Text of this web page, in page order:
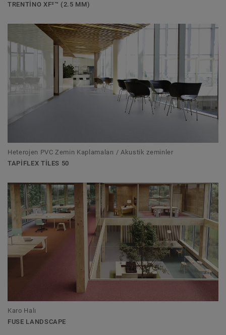
TRENTINO XF²™ (2.5 MM)
Heterojen PVC Zemin Kaplamaları / Akustik zeminler
TAPIFLEX TILES 50
Karo Halı
FUSE LANDSCAPE